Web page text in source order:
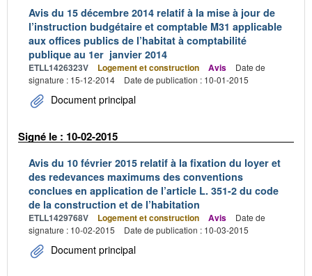
Avis du 15 décembre 2014 relatif à la mise à jour de
l’instruction budgétaire et comptable M31 applicable
aux offices publics de l’habitat à comptabilité
publique au 1er janvier 2014
ETLL1426323V Logement et construction Avis
Date de
signature : 15-12-2014
Date de publication : 10-01-2015
Document principal
Signé le : 10-02-2015
Avis du 10 février 2015 relatif à la fixation du loyer et
des redevances maximums des conventions
conclues en application de l’article L. 351-2 du code
de la construction et de l’habitation
ETLL1429768V Logement et construction Avis
Date de
signature : 10-02-2015
Date de publication : 10-03-2015
Document principal